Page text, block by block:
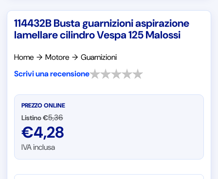
114432B Busta guarnizioni aspirazione
lamellare cilindro Vespa 125 Malossi
Home → Motore → Guarnizioni
Scrivi una recensione
PREZZO ONLINE
Listino €5,36
€4,28
IVA inclusa